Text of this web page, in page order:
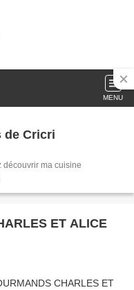
MENU
de Cricri
découvrir ma cuisine
ET ALICE